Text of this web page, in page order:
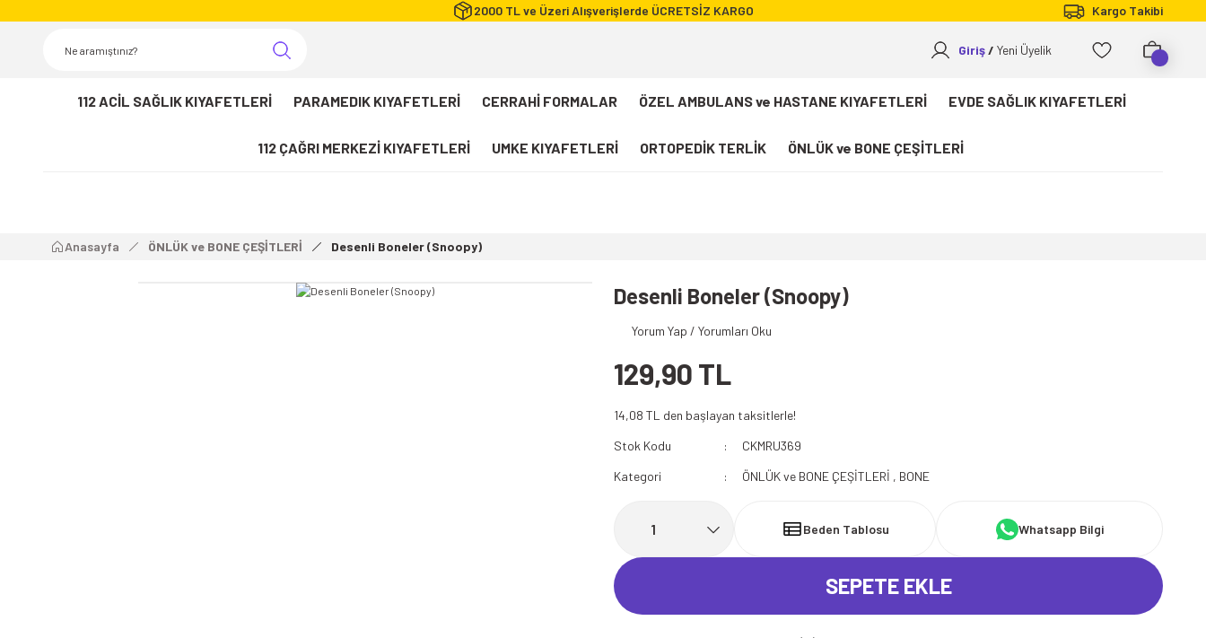
2000 TL ve Üzeri Alışverişlerde ÜCRETSİZ KARGO Kargo Takibi
Giriş Yeni Üyelik
112 ACİL SAĞLIK KIYAFETLERİ PARAMEDIK KIYAFETLERİ CERRAHİ FORMALAR ÖZEL AMBULANS ve HASTANE KIYAFETLERİ EVDE SAĞLIK KIYAFETLERİ
112 ÇAĞRI MERKEZİ KIYAFETLERİ UMKE KIYAFETLERİ ORTOPEDİK TERLİK ÖNLÜK ve BONE ÇEŞİTLERİ
Paramedik T-shirt
112 Paramedik Yelek
112 Acil Sağlık Polar
Paramedik Swit
Anasayfa ÖNLÜK ve BONE ÇEŞİTLERİ Desenli Boneler (Snoopy)
Desenli Boneler (Snoopy)
Yorum Yap / Yorumları Oku
129,90 TL
14,08 TL den başlayan taksitlerle!
Stok Kodu
CKMRU369
Kategori
ÖNLÜK ve BONE ÇEŞİTLERİ , BONE
Beden Tablosu Whatsapp Bilgi
SEPETE EKLE